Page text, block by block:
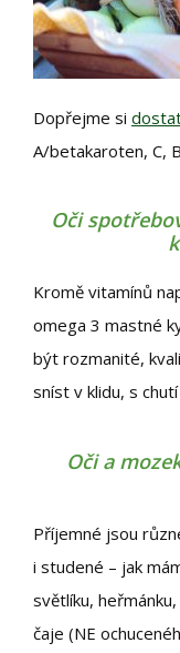
Dopřejme si
A/betakaroten, C,
Oči
Kromě vitamínů
omega 3 mastné
být rozmanité,
sníst v klidu, s
Oči a
Příjemné jsou
i studené – jak
světlíku,
čaje (NE